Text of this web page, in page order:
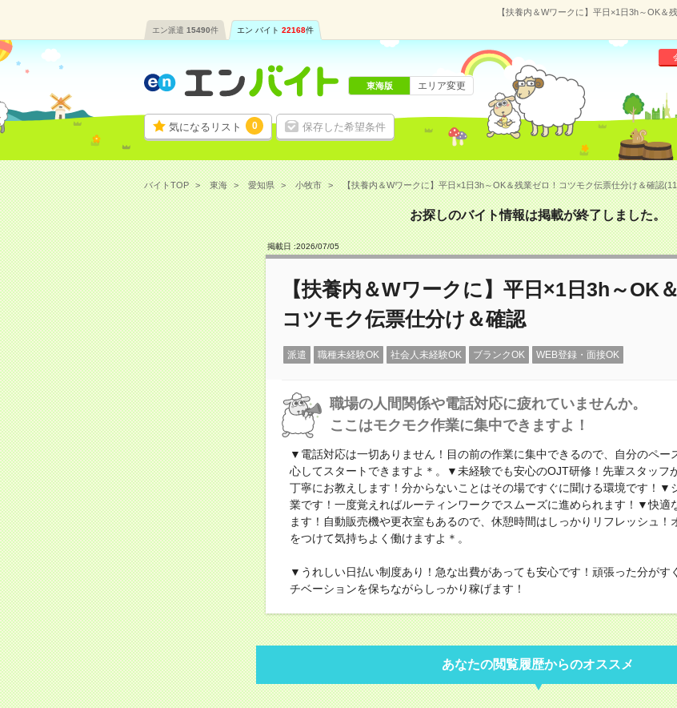
【扶養内＆Wワークに】平日×1日3h～OK＆
エン派遣 15490件 エン バイト 22168件
気になるリスト 0 保存した希望条件
東海版 エリア変更
バイトTOP 東海 愛知県 小牧市 【扶養内＆Wワークに】平日×1日3h～OK＆残業ゼロ！コツモク伝票仕分け＆確認
お探しのバイト情報は掲載が終了しました。
掲載日 :2026/07/05
【扶養内＆Wワークに】平日×1日3h～OK
コツモク伝票仕分け＆確認
派遣 職種未経験OK 社会人未経験OK ブランクOK WEB登録・面接OK
職場の人間関係や電話対応に疲れていませんか。
ここはモクモク作業に集中できますよ！
▼電話対応は一切ありません！目の前の作業に集中できるので、自分のペー
心してスタートできますよ＊。▼未経験でも安心のOJT研修！先輩スタッフ
丁寧にお教えします！分からないことはその場ですぐに聞ける環境です！▼
業です！一度覚えればルーティンワークでスムーズに進められます！▼快適
ます！自動販売機や更衣室もあるので、休憩時間はしっかりリフレッシュ！
をつけて気持ちよく働けますよ＊。
▼うれしい日払い制度あり！急な出費があっても安心です！頑張った分がす
チベーションを保ちながらしっかり稼げます！
あなたの閲覧履歴からのオススメ